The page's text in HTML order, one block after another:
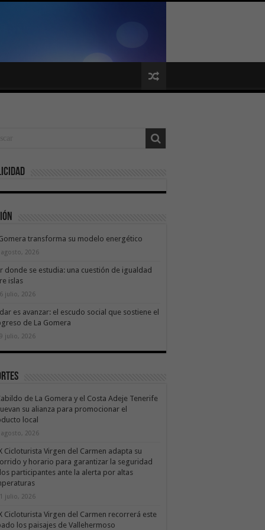
transforma su modelo energético
agosto, 2026
donde se estudia: una cuestión de igualdad
islas
julio, 2026
es avanzar: el escudo social que sostiene el
de La Gomera
julio, 2026
de La Gomera y el Costa Adeje Tenerife
su alianza para promocionar el
local
agosto, 2026
Cicloturista Virgen del Carmen adapta su
y horario para garantizar la seguridad
participantes ante la alerta por altas
julio, 2026
Cicloturista Virgen del Carmen recorrerá este
los paisajes de Vallehermoso